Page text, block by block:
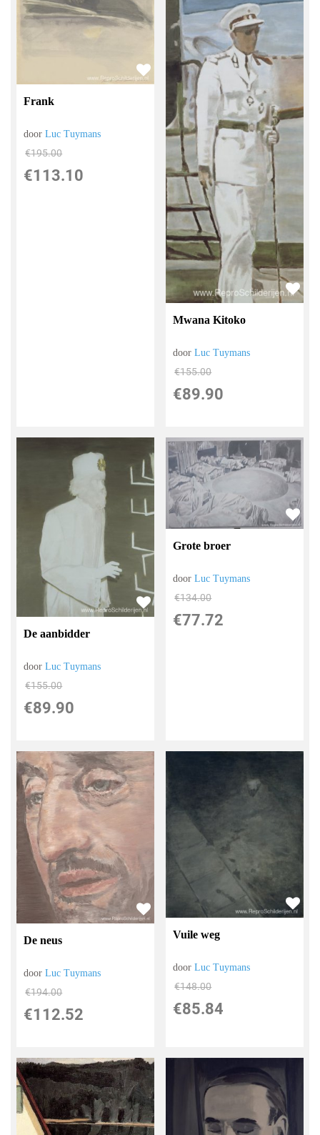
Frank
doorLuc Tuymans
€195.00
€113.10
Mwana Kitoko
doorLuc Tuymans
€155.00
€89.90
De aanbidder
doorLuc Tuymans
€155.00
€89.90
Grote broer
doorLuc Tuymans
€134.00
€77.72
De neus
doorLuc Tuymans
€194.00
€112.52
Vuile weg
doorLuc Tuymans
€148.00
€85.84